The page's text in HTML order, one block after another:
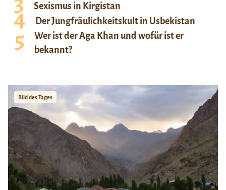
Sexismus in Kirgistan
Der Jungfräulichkeitskult in Usbekistan
Wer ist der Aga Khan und wofür ist er
bekannt?
Bild des Tages